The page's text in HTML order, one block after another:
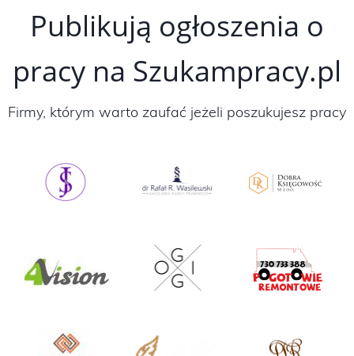
Publikują ogłoszenia o
pracy na Szukampracy.pl
Firmy, którym warto zaufać jeżeli poszukujesz pracy